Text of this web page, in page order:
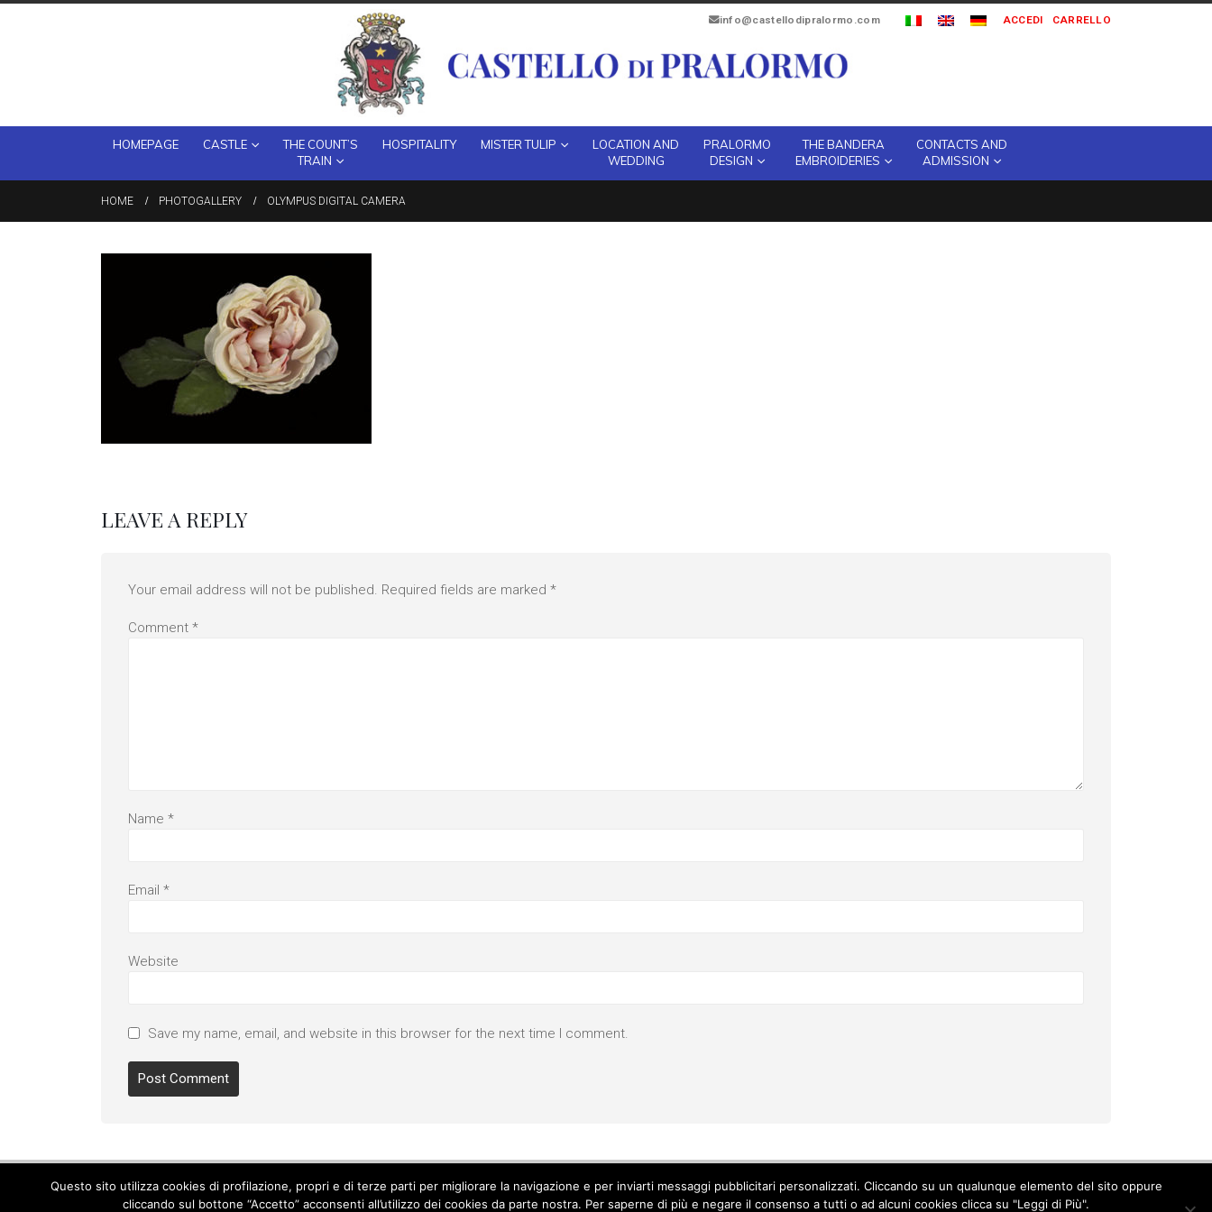
info@castellodipralormo.com ACCEDI CARRELLO
HOMEPAGE CASTLE
THE COUNT’S
TRAIN
HOSPITALITY MISTER TULIP
LOCATION AND
WEDDING
PRALORMO
DESIGN
THE BANDERA
EMBROIDERIES
CONTACTS AND
ADMISSION
HOME PHOTOGALLERY OLYMPUS DIGITAL CAMERA
LEAVE A REPLY
Your email address will not be published. Required fields are marked *
Comment *
Name *
Email *
Website
Save my name, email, and website in this browser for the next time I comment.
Cookie Policy-Privacy Policy
Questo sito utilizza cookies di profilazione, propri e di terze parti per migliorare la navigazione e per inviarti messaggi pubblicitari personalizzati. Cliccando su un qualunque elemento del sito oppure
cliccando sul bottone “Accetto” acconsenti all’utilizzo dei cookies da parte nostra. Per saperne di più e negare il consenso a tutti o ad alcuni cookies clicca su "Leggi di Più".